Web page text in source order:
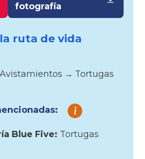
fotografía
ruta de vida
Avistamientos → Tortugas
Blue Five: Tortugas